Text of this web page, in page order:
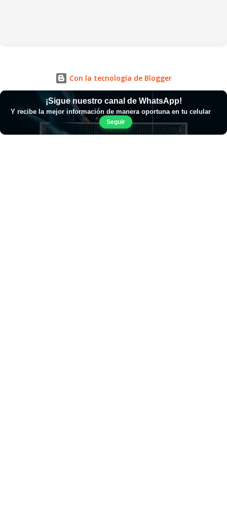
Con la tecnología de Blogger
¡Sigue nuestro canal de WhatsApp!
Y recibe la mejor información de manera oportuna en tu celular
Seguir